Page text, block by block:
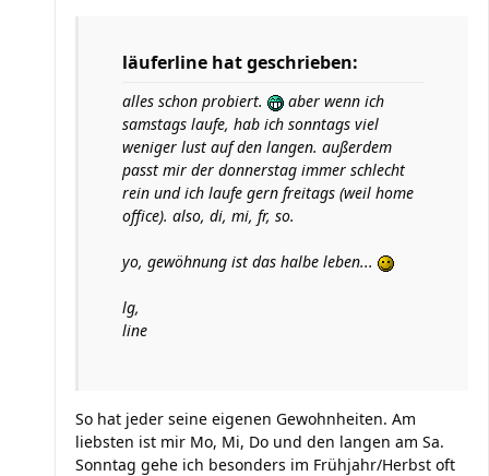
läuferline hat geschrieben:
alles schon probiert.
aber wenn ich
samstags laufe, hab ich sonntags viel
weniger lust auf den langen. außerdem
passt mir der donnerstag immer schlecht
rein und ich laufe gern freitags (weil home
office). also, di, mi, fr, so.
yo, gewöhnung ist das halbe leben...
lg,
line
So hat jeder seine eigenen Gewohnheiten. Am
liebsten ist mir Mo, Mi, Do und den langen am Sa.
Sonntag gehe ich besonders im Frühjahr/Herbst oft